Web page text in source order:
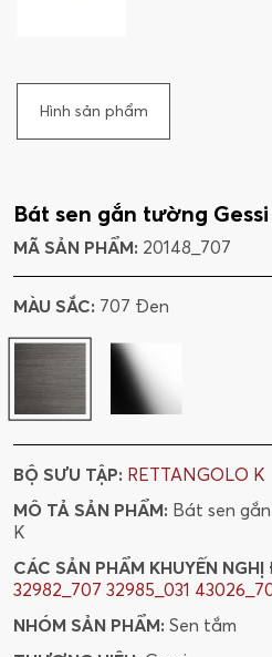
Hình sản phẩm
Bát sen gắn tường
MÃ SẢN PHẨM: 20148_707
MÀU SẮC: 707 Đen
BỘ SƯU TẬP: RETTANGOLO K
MÔ TẢ SẢN PHẨM: Bát sen
K
CÁC SẢN PHẨM KHUYẾN NGHỊ
32982_707 32985_031
NHÓM SẢN PHẨM: Sen tắm